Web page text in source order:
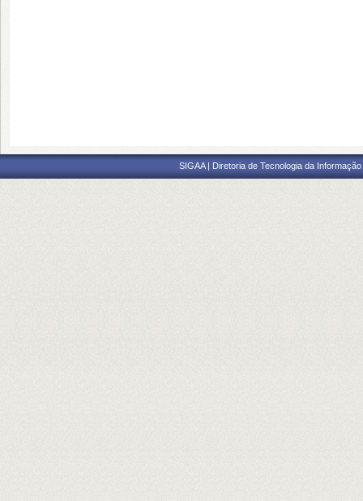
SIGAA | Diretoria de Tecnologia da